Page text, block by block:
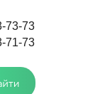
73-73
71-73